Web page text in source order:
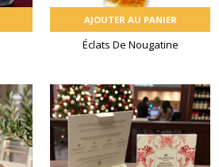
AJOUTER AU PANIER
Éclats De Nougatine